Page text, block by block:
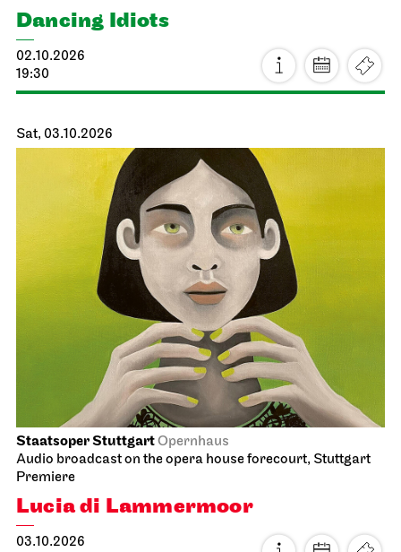
Dancing Idiots
02.10.2026
19:30
Sat, 03.10.2026
Staatsoper StuttgartOpernhaus
Audio broadcast on the opera house forecourt, Stuttgart
Premiere
Lucia di Lammermoor
03.10.2026